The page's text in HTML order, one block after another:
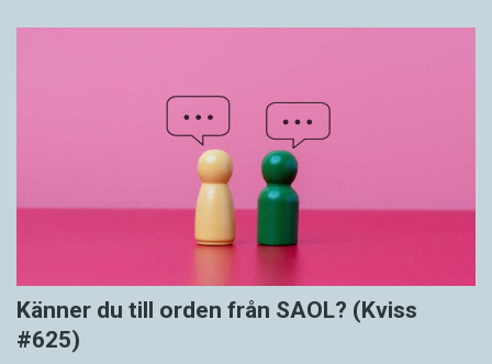
Känner du till orden från SAOL? (Kviss
#625)